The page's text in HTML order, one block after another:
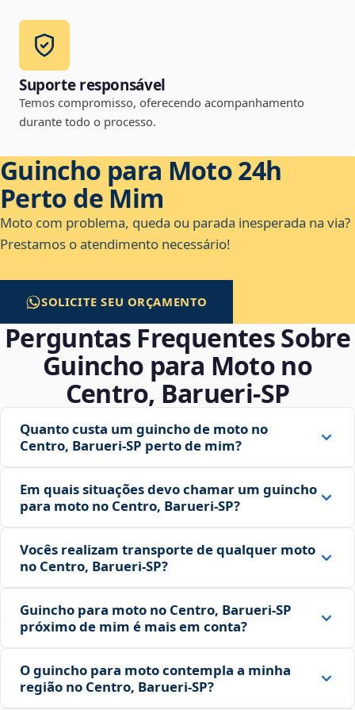
Suporte responsável
Temos compromisso, oferecendo acompanhamento
durante todo o processo.
Guincho para Moto 24h
Perto de Mim
Moto com problema, queda ou parada inesperada na via?
Prestamos o atendimento necessário!
SOLICITE SEU ORÇAMENTO
Perguntas Frequentes Sobre
Guincho para Moto no
Centro, Barueri‑SP
Quanto custa um guincho de moto no
Centro, Barueri‑SP perto de mim?
Em quais situações devo chamar um guincho
para moto no Centro, Barueri‑SP?
Vocês realizam transporte de qualquer moto
no Centro, Barueri‑SP?
Guincho para moto no Centro, Barueri‑SP
próximo de mim é mais em conta?
O guincho para moto contempla a minha
região no Centro, Barueri‑SP?